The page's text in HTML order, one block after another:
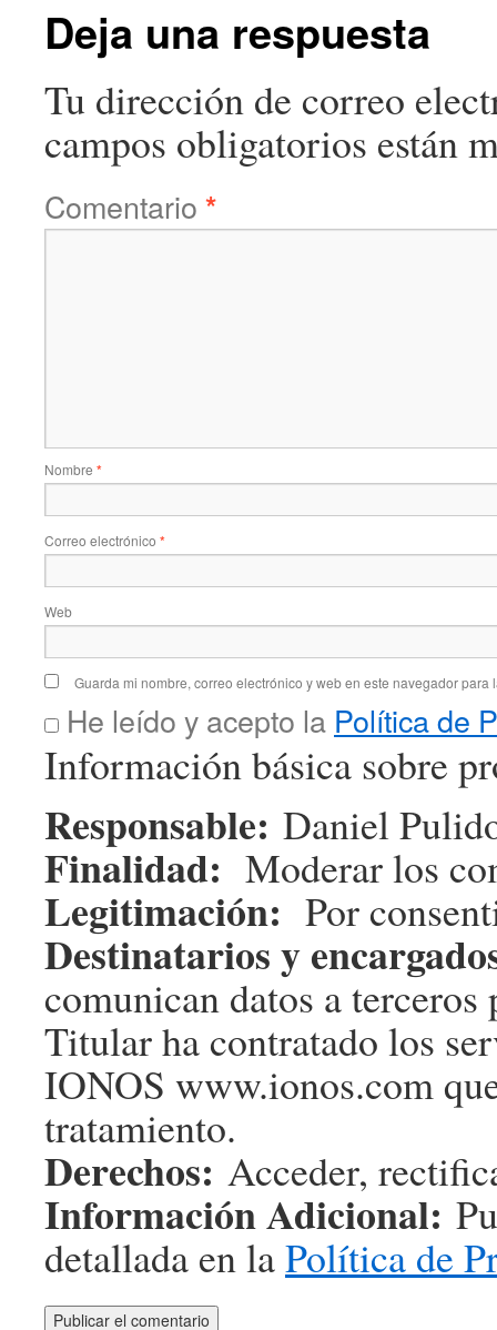
Deja una respuesta
Tu dirección de correo
campos obligatorios están
Comentario *
Nombre *
Correo electrónico *
Web
Guarda mi nombre, correo electrónico y web en este navegador para
He leído y acepto la Política de
Información básica sobre
Responsable: Daniel
Finalidad: Moderar los
Legitimación: Por
Destinatarios y
comunican datos a
Titular ha contratado los
IONOS www.ionos.com
tratamiento.
Derechos: Acceder,
Información Adicional:
detallada en laPolítica de